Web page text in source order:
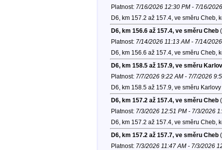
Platnost: 7/16/2026 12:30 PM - 7/16/
D6, km 157.2 až 157.4, ve směru Cheb,
D6, km 156.6 až 157.4, ve směru Cheb
Platnost: 7/14/2026 11:13 AM - 7/14/
D6, km 156.6 až 157.4, ve směru Cheb,
D6, km 158.5 až 157.9, ve směru
Platnost: 7/7/2026 9:22 AM - 7/7/2026
D6, km 158.5 až 157.9, ve směru
D6, km 157.2 až 157.4, ve směru Cheb
Platnost: 7/3/2026 12:51 PM - 7/3/2026
D6, km 157.2 až 157.4, ve směru Cheb,
D6, km 157.2 až 157.7, ve směru Cheb
Platnost: 7/3/2026 11:47 AM - 7/3/2026